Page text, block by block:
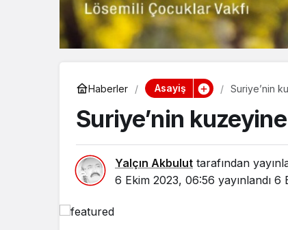
Haberler Asayiş Suriye’nin
Suriye’nin
Yalçın Akbulut tarafından
6 Ekim 2023, 06:56 yayınlandı 6